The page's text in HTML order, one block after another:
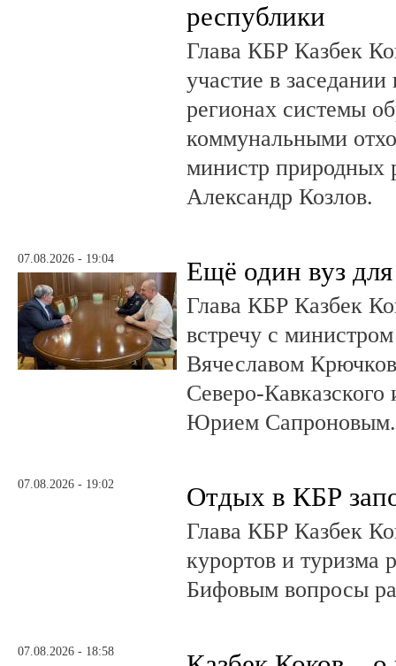
республики
Глава КБР Казбек
участие в
регионах системы
коммунальными
министр природных
Александр Козлов.
07.08.2026 - 19:04 Ещё один вуз
Глава КБР Казбек
встречу с
Вячеславом
Северо-
Юрием
07.08.2026 - 19:02 Отдых в КБР
Глава КБР Казбек
курортов и туризма
Бифовым вопросы
07.08.2026 - 18:58